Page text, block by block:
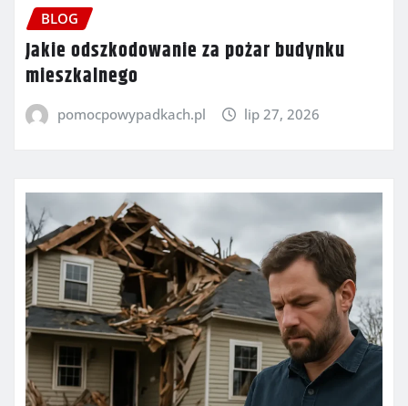
BLOG
Jakie odszkodowanie za pożar budynku
mieszkalnego
pomocpowypadkach.pl lip 27, 2026